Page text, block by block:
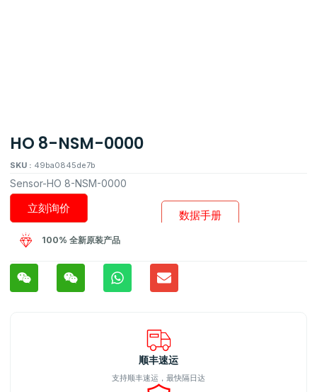
HO 8-NSM-0000
SKU : 49ba0845de7b
Sensor-HO 8-NSM-0000
数据手册
立刻询价
100% 全新原装产品
顺丰速运
支持顺丰速运，最快隔日达